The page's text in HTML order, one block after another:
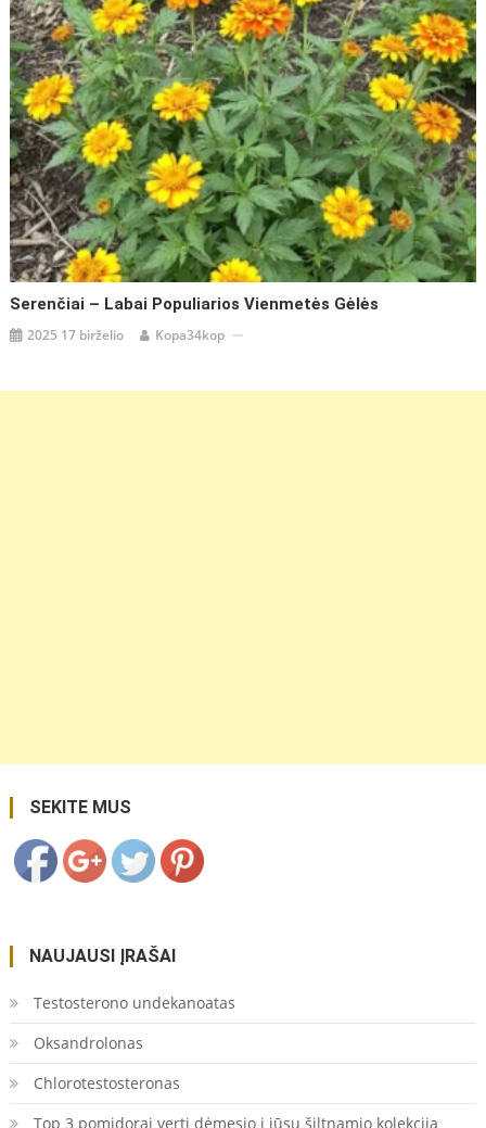
Serenčiai – Labai Populiarios Vienmetės Gėlės
2025 17 birželio Kopa34kop
SEKITE MUS
juka/">
NAUJAUSI ĮRAŠAI
Testosterono undekanoatas
Oksandrolonas
Chlorotestosteronas
Top 3 pomidorai verti dėmesio į jūsų šiltnamio kolekciją